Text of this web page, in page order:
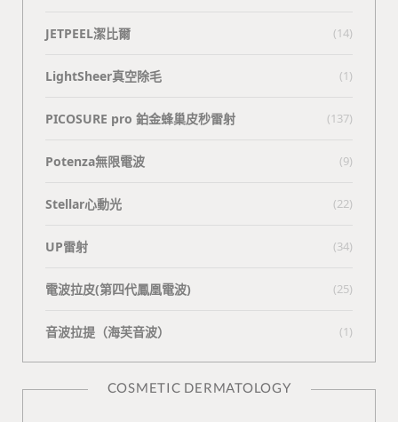
JETPEEL潔比爾 (14)
LightSheer真空除毛 (1)
PICOSURE pro 鉑金蜂巢皮秒雷射 (137)
Potenza無限電波 (9)
Stellar心動光 (22)
UP雷射 (34)
電波拉皮(第四代鳳凰電波) (25)
⾳波拉提（海芙⾳波） (1)
COSMETIC DERMATOLOGY